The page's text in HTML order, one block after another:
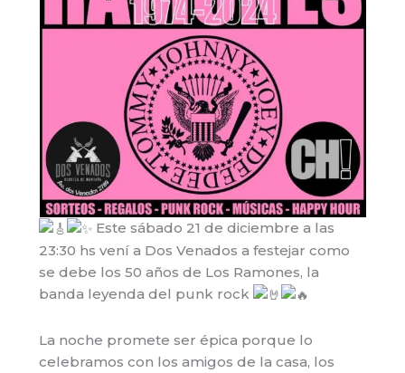
Este sábado 21 de diciembre a las
23:30 hs vení a Dos Venados a festejar como
se debe los 50 años de Los Ramones, la
banda leyenda del punk rock
La noche promete ser épica porque lo
celebramos con los amigos de la casa, los